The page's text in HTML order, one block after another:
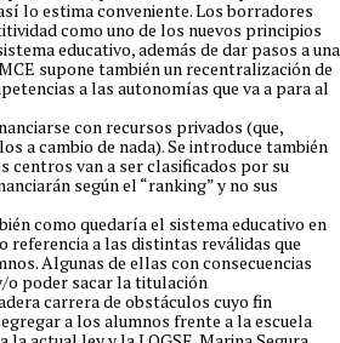
lo estima conveniente. Los borradores
como uno de los nuevos principios
educativo, además de dar pasos a una
supone también un recentralización de
a las autonomías que va a para al
con recursos privados (que,
a cambio de nada). Se introduce también
centros van a ser clasificados por su
según el “ranking” y no sus
como quedaría el sistema educativo en
referencia a las distintas reválidas que
Algunas de ellas con consecuencias
o poder sacar la titulación
carrera de obstáculos cuyo fin
a los alumnos frente a la escuela